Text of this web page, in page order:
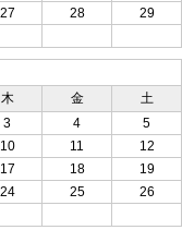
27 28
29
木 金
土
3 4
5
10 11
12
17 18
19
24 25
26